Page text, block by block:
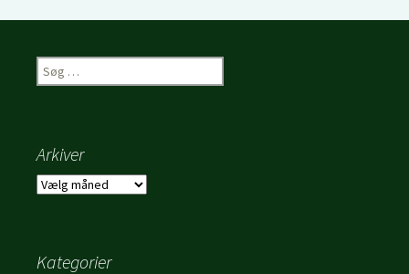
Søg
efter:
Arkiver
Arkiver
Kategorier